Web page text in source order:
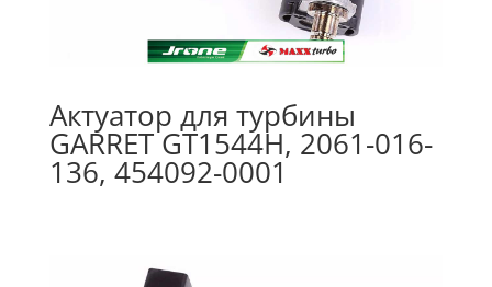
Актуатор для турбины
GARRET GT1544H, 2061-016-
136, 454092-0001